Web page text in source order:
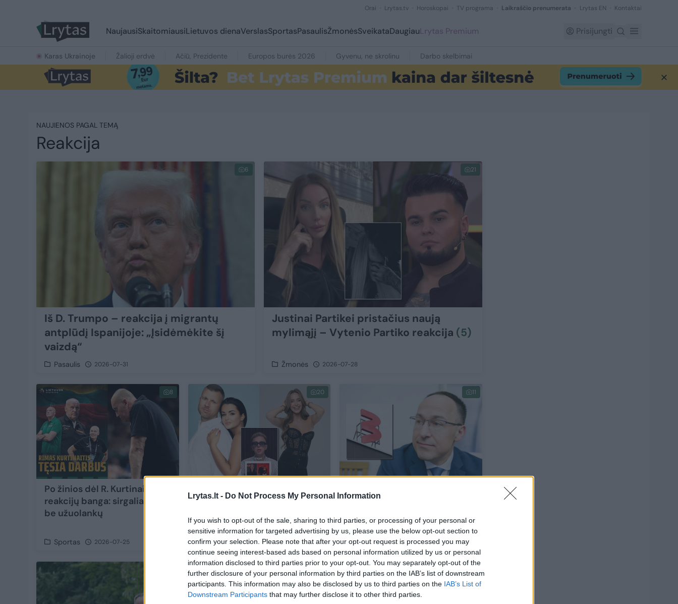
Lrytas.lt - Do Not Process My Personal Information
If you wish to opt-out of the sale, sharing to third parties, or processing of your personal or
sensitive information for targeted advertising by us, please use the below opt-out section to
confirm your selection. Please note that after your opt-out request is processed you may
continue seeing interest-based ads based on personal information utilized by us or personal
information disclosed to third parties prior to your opt-out. You may separately opt-out of the
further disclosure of your personal information by third parties on the IAB’s list of downstream
participants. This information may also be disclosed by us to third parties on the IAB’s List of
Downstream Participants that may further disclose it to other third parties.
Orai Lrytas.tv Horoskopai TV programa Laikraščio prenumerata Lrytas EN Kontaktai
NaujausiSkaitomiausiLietuvos dienaVerslasSportasPasaulisŽmonėsSveikataDaugiauLrytas Premium Prisijungti
Karas Ukrainoje Žalioji erdvė Ačiū, Prezidente Europos burės 2026 Gyvenu, ne skrolinu Darbo skelbimai
NAUJIENOS PAGAL TEMĄ
Reakcija
6
Iš D. Trumpo – reakcija į migrantų
antplūdį Ispanijoje: „Įsidėmėkite šį
vaizdą“
Pasaulis 2026-07-31
21
Justinai Partikei pristačius naują
mylimąjį – Vytenio Partiko reakcija (5)
Žmonės 2026-07-28
8
Po žinios dėl R. Kurtinaičio –
reakcijų banga: sirgaliai rėžė
be užuolankų
Sportas 2026-07-25
20
apie Viktoriją Siegel –
pareiškimas
Žmonės 2026-07-24
11
Vladimiro Laučiaus sukeltą
Žmonės 2026-06-01